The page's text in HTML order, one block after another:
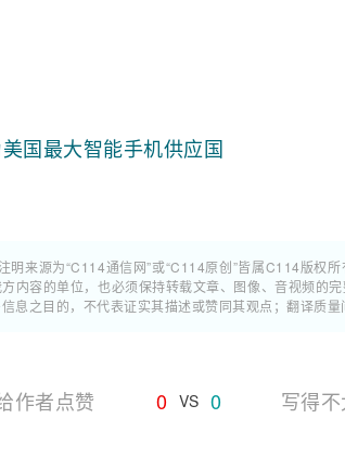
国最大智能手机供应国
明来源为“C114通信网”或“C114原创”皆属C114版权
内容的单位，也必须保持转载文章、图像、音视频的
息之目的，不代表证实其描述或赞同其观点；翻译质量
作者点赞 0 VS 0 写得